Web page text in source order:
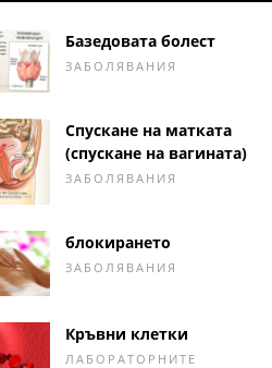
Базедовата болест
ЗАБОЛЯВАНИЯ
Спускане на матката
(спускане на вагината)
ЗАБОЛЯВАНИЯ
блокирането
ЗАБОЛЯВАНИЯ
Кръвни клетки
ЛАБОРАТОРНИТЕ